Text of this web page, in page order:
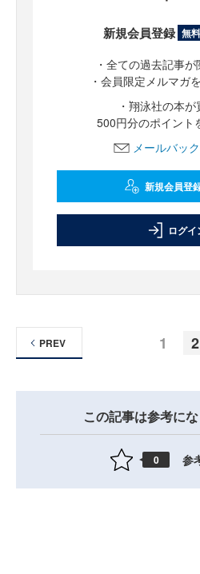
新規会員登録 無料
・全ての過去記事
・会員限定メルマガ
・翔泳社の本が
500円分のポイント
メールバッ
新規会員登
ログイ
1 2
PREV
この記事は参考に
0 参